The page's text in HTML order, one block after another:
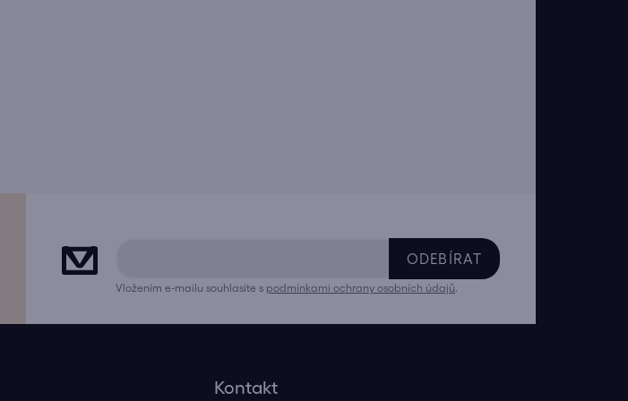
ODEBÍRAT
Vložením e-mailu souhlasíte s podmínkami ochrany osobních údajů
Kontakt